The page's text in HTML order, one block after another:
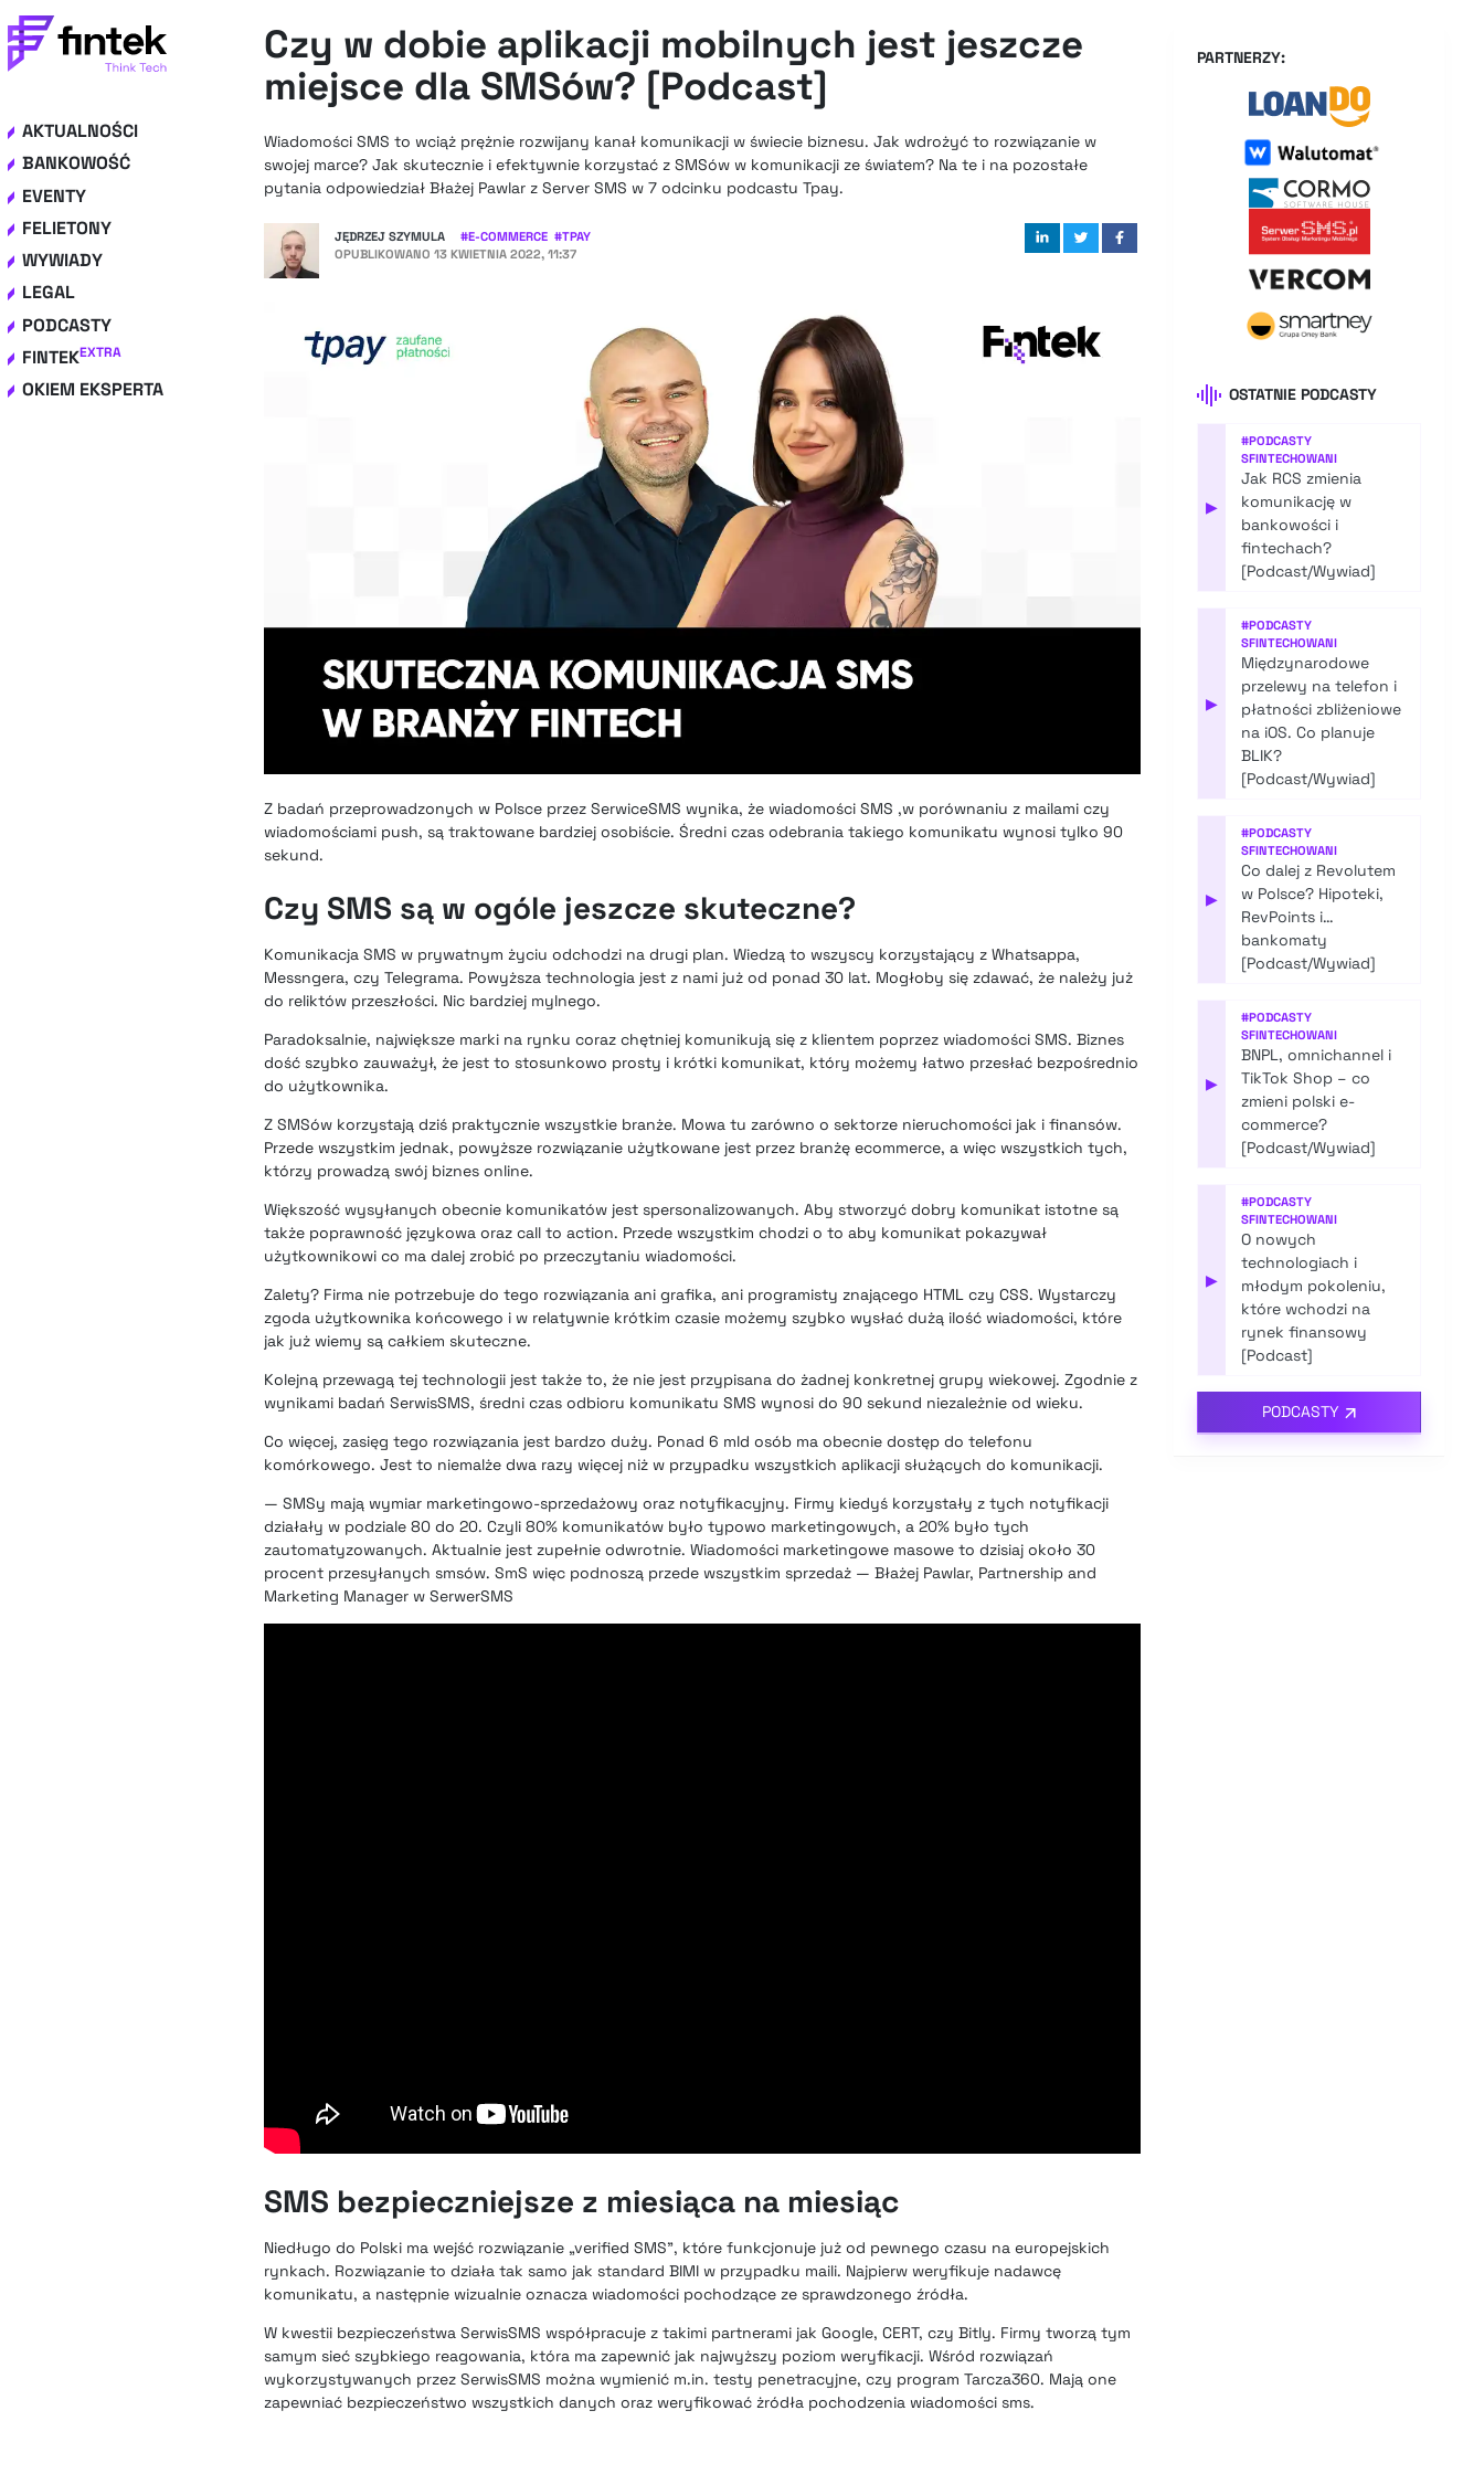
AKTUALNOŚCI
BANKOWOŚĆ
EVENTY
FELIETONY
WYWIADY
LEGAL
PODCASTY
FINTEKEXTRA
OKIEM EKSPERTA
Czy w dobie aplikacji mobilnych jest jeszcze
miejsce dla SMSów? [Podcast]
Wiadomości SMS to wciąż prężnie rozwijany kanał komunikacji w świecie biznesu. Jak wdrożyć to rozwiązanie w
swojej marce? Jak skutecznie i efektywnie korzystać z SMSów w komunikacji ze światem? Na te i na pozostałe
pytania odpowiedział Błażej Pawlar z Server SMS w 7 odcinku podcastu Tpay.
JĘDRZEJ SZYMULA #E-COMMERCE #TPAY
OPUBLIKOWANO 13 KWIETNIA 2022, 11:37
Z badań przeprowadzonych w Polsce przez SerwiceSMS wynika, że wiadomości SMS ,w porównaniu z mailami czy
wiadomościami push, są traktowane bardziej osobiście. Średni czas odebrania takiego komunikatu wynosi tylko 90
sekund.
Czy SMS są w ogóle jeszcze skuteczne?
Komunikacja SMS w prywatnym życiu odchodzi na drugi plan. Wiedzą to wszyscy korzystający z Whatsappa,
Messngera, czy Telegrama. Powyższa technologia jest z nami już od ponad 30 lat. Mogłoby się zdawać, że należy już
do reliktów przeszłości. Nic bardziej mylnego.
Paradoksalnie, największe marki na rynku coraz chętniej komunikują się z klientem poprzez wiadomości SMS. Biznes
dość szybko zauważył, że jest to stosunkowo prosty i krótki komunikat, który możemy łatwo przesłać bezpośrednio
do użytkownika.
Z SMSów korzystają dziś praktycznie wszystkie branże. Mowa tu zarówno o sektorze nieruchomości jak i finansów.
Przede wszystkim jednak, powyższe rozwiązanie użytkowane jest przez branżę ecommerce, a więc wszystkich tych,
którzy prowadzą swój biznes online.
Większość wysyłanych obecnie komunikatów jest spersonalizowanych. Aby stworzyć dobry komunikat istotne są
także poprawność językowa oraz call to action. Przede wszystkim chodzi o to aby komunikat pokazywał
użytkownikowi co ma dalej zrobić po przeczytaniu wiadomości.
Zalety? Firma nie potrzebuje do tego rozwiązania ani grafika, ani programisty znającego HTML czy CSS. Wystarczy
zgoda użytkownika końcowego i w relatywnie krótkim czasie możemy szybko wysłać dużą ilość wiadomości, które
jak już wiemy są całkiem skuteczne.
Kolejną przewagą tej technologii jest także to, że nie jest przypisana do żadnej konkretnej grupy wiekowej. Zgodnie z
wynikami badań SerwisSMS, średni czas odbioru komunikatu SMS wynosi do 90 sekund niezależnie od wieku.
Co więcej, zasięg tego rozwiązania jest bardzo duży. Ponad 6 mld osób ma obecnie dostęp do telefonu
komórkowego. Jest to niemalże dwa razy więcej niż w przypadku wszystkich aplikacji służących do komunikacji.
— SMSy mają wymiar marketingowo-sprzedażowy oraz notyfikacyjny. Firmy kiedyś korzystały z tych notyfikacji
działały w podziale 80 do 20. Czyli 80% komunikatów było typowo marketingowych, a 20% było tych
zautomatyzowanych. Aktualnie jest zupełnie odwrotnie. Wiadomości marketingowe masowe to dzisiaj około 30
procent przesyłanych smsów. SmS więc podnoszą przede wszystkim sprzedaż — Błażej Pawlar, Partnership and
Marketing Manager w SerwerSMS
SMS bezpieczniejsze z miesiąca na miesiąc
Niedługo do Polski ma wejść rozwiązanie „verified SMS”, które funkcjonuje już od pewnego czasu na europejskich
rynkach. Rozwiązanie to działa tak samo jak standard BIMI w przypadku maili. Najpierw weryfikuje nadawcę
komunikatu, a następnie wizualnie oznacza wiadomości pochodzące ze sprawdzonego źródła.
W kwestii bezpieczeństwa SerwisSMS współpracuje z takimi partnerami jak Google, CERT, czy Bitly. Firmy tworzą tym
samym sieć szybkiego reagowania, która ma zapewnić jak najwyższy poziom weryfikacji. Wśród rozwiązań
wykorzystywanych przez SerwisSMS można wymienić m.in. testy penetracyjne, czy program Tarcza360. Mają one
zapewniać bezpieczeństwo wszystkich danych oraz weryfikować żródła pochodzenia wiadomości sms.
PARTNERZY:
OSTATNIE PODCASTY
▶
#PODCASTY
SFINTECHOWANI
Jak RCS zmienia
komunikację w
bankowości i
fintechach?
[Podcast/Wywiad]
▶
#PODCASTY
SFINTECHOWANI
Międzynarodowe
przelewy na telefon i
płatności zbliżeniowe
na iOS. Co planuje
BLIK?
[Podcast/Wywiad]
▶
#PODCASTY
SFINTECHOWANI
Co dalej z Revolutem
w Polsce? Hipoteki,
RevPoints i…
bankomaty
[Podcast/Wywiad]
▶
#PODCASTY
SFINTECHOWANI
BNPL, omnichannel i
TikTok Shop – co
zmieni polski e-
commerce?
[Podcast/Wywiad]
▶
#PODCASTY
SFINTECHOWANI
O nowych
technologiach i
młodym pokoleniu,
które wchodzi na
rynek finansowy
[Podcast]
PODCASTY